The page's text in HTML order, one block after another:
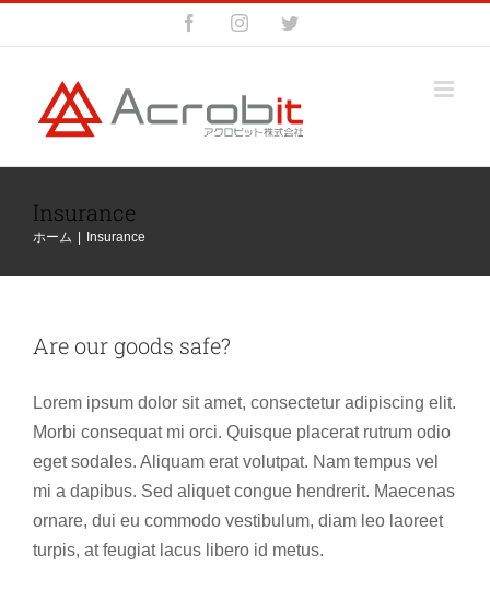
to
FacebookInstagramTwitter
Insurance
ホーム | Insurance
Are our goods safe?
Lorem ipsum dolor sit amet, consectetur adipiscing elit.
Morbi consequat mi orci. Quisque placerat rutrum odio
eget sodales. Aliquam erat volutpat. Nam tempus vel
mi a dapibus. Sed aliquet congue hendrerit. Maecenas
ornare, dui eu commodo vestibulum, diam leo laoreet
turpis, at feugiat lacus libero id metus.